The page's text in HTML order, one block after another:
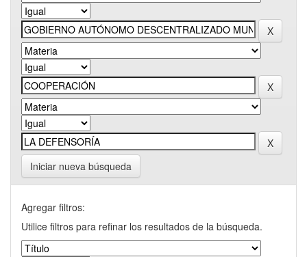
Iniciar nueva búsqueda
Agregar filtros:
Utilice filtros para refinar los resultados de la búsqueda.